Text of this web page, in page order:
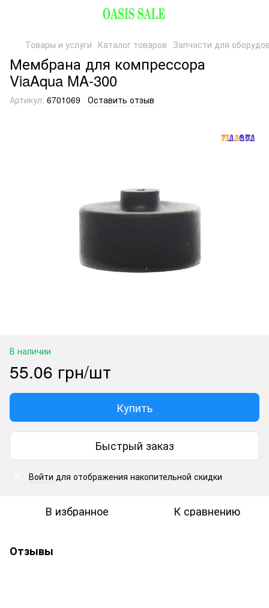
Товары и услуги Каталог товаров Запчасти для
Мембрана для компрессора
ViaAqua MA-300
Артикул: 6701069 Оставить отзыв
В наличии
55.06 грн/шт
Купить
Быстрый заказ
Войти для отображения накопительной скидки
В избранное К сравнению
Отзывы